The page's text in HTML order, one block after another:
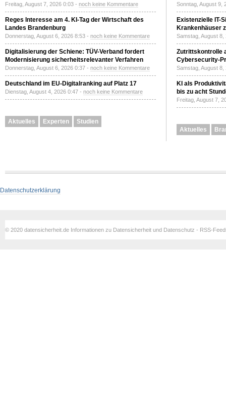
Freitag, August 7, 2026 0:03 - noch keine Kommentare
Reges Interesse am 4. KI-Tag der Wirtschaft des
Landes Brandenburg
Donnerstag, August 6, 2026 8:53 - noch keine Kommentare
Digitalisierung der Schiene: TÜV-Verband fordert
Modernisierung sicherheitsrelevanter Verfahren
Donnerstag, August 6, 2026 0:37 - noch keine Kommentare
Deutschland im EU-Digitalranking auf Platz 17
Dienstag, August 4, 2026 0:47 - noch keine Kommentare
Aktuelles Experten Studien
Sonntag, August 9,
Existenzielle IT-
Krankenhäuser
Samstag, August
Zutrittskontrolle
Cybersecurity-
Samstag, August
KI als
bis zu acht
Freitag, August 7,
Aktuelles
Datenschutzerklärung
© 2020 datensicherheit.de Informationen zu Datensicherheit und Datenschutz - RSS-